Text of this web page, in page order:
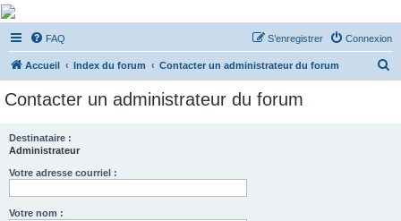
De Musicae Militari -
Forums
Forums de discussions
FAQ Connexion
S’enregistrer
Accueil Index du forum Contacter un administrateur du forum
Contacter un administrateur du forum
Destinataire :
Administrateur
Votre adresse courriel :
Votre nom :